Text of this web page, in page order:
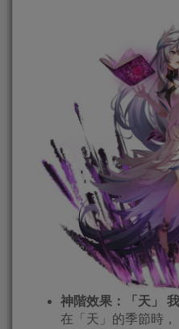
神階效果：「天」
在「天」的季節時，